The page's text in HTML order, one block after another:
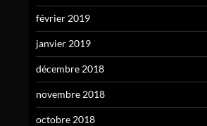
février 2019
janvier 2019
décembre 2018
novembre 2018
octobre 2018